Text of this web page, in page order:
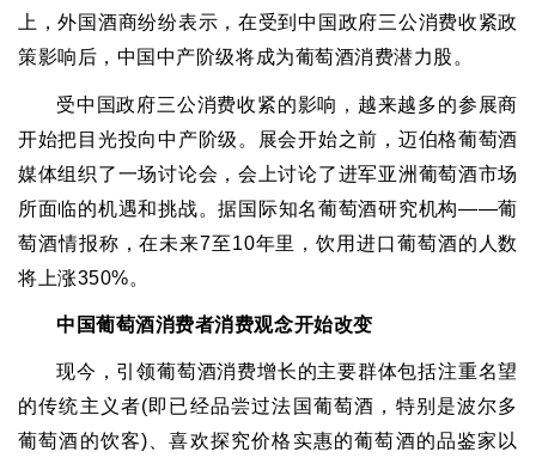
上，外国酒商纷纷表示，在受到中国政府三公消费收紧政
策影响后，中国中产阶级将成为葡萄酒消费潜力股。
受中国政府三公消费收紧的影响，越来越多的参展商
开始把目光投向中产阶级。展会开始之前，迈伯格葡萄酒
媒体组织了一场讨论会，会上讨论了进军亚洲葡萄酒市场
所面临的机遇和挑战。据国际知名葡萄酒研究机构——葡
萄酒情报称，在未来7至10年里，饮用进口葡萄酒的人数
将上涨350%。
中国葡萄酒消费者消费观念开始改变
现今，引领葡萄酒消费增长的主要群体包括注重名望
的传统主义者(即已经品尝过法国葡萄酒，特别是波尔多
葡萄酒的饮客) 、喜欢探究价格实惠的葡萄酒的品鉴家以